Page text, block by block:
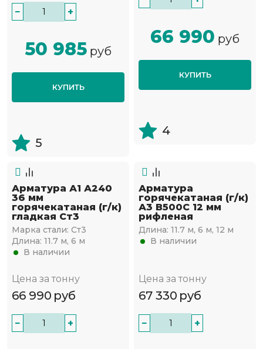
− +
50 985 руб
КУПИТЬ
5
66 990 руб
КУПИТЬ
4
Арматура А1 А240
36 мм
горячекатаная (г/к)
гладкая Ст3
Марка стали: Ст3
Длина: 11.7 м, 6 м
В наличии
Цена за тонну
66 990 руб
− +
Арматура
горячекатаная (г/к)
А3 В500С 12 мм
рифленая
Длина: 11.7 м, 6 м, 12 м
В наличии
Цена за тонну
67 330 руб
− +